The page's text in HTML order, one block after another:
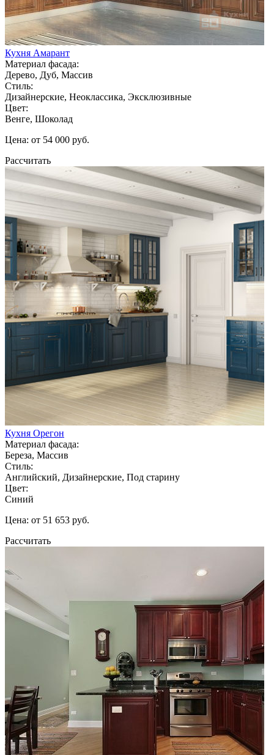
Кухня Амарант
Материал фасада:
Дерево, Дуб, Массив
Стиль:
Дизайнерские, Неоклассика, Эксклюзивные
Цвет:
Венге, Шоколад
Цена: от 54 000 руб.
Рассчитать
Кухня Орегон
Материал фасада:
Береза, Массив
Стиль:
Английский, Дизайнерские, Под старину
Цвет:
Синий
Цена: от 51 653 руб.
Рассчитать